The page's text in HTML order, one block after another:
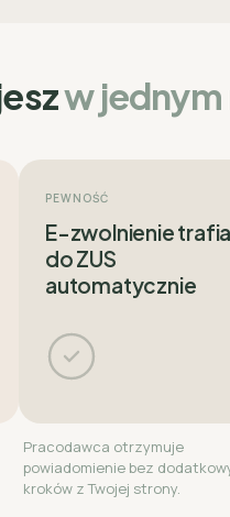
w
PEWNOŚĆ
E-zwolnienie trafia
do ZUS
automatycznie
Pracodawca otrzymuje
powiadomienie bez
kroków z Twojej strony.